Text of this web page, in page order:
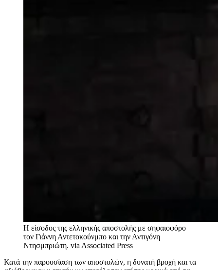
Η είσοδος της ελληνικής αποστολής με σηφαιοφόρο
τον Γιάννη Αντετοκούνμπο και την Αντιγόνη
Ντησμπριώτη. via Associated Press
Κατά την παρουσίαση των αποστολών, η δυνατή βροχή και τα